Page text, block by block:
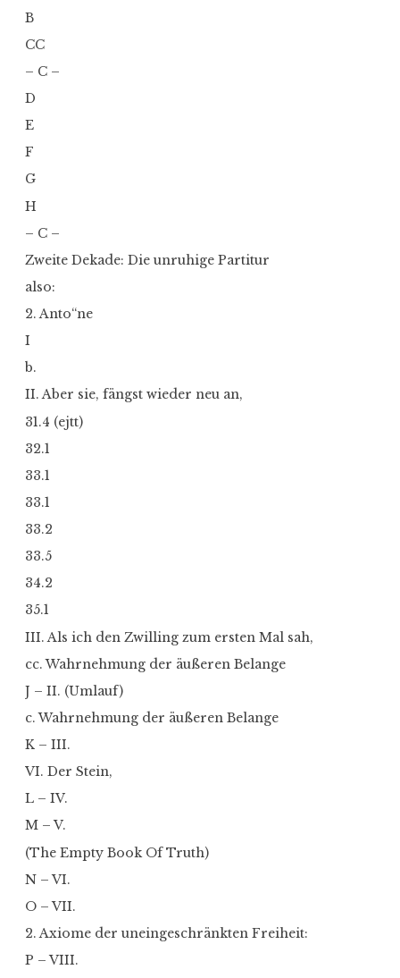
B
CC
– C –
D
E
F
G
H
– C –
Zweite Dekade: Die unruhige Partitur
also:
2. Anto“ne
I
b.
II. Aber sie, fängst wieder neu an,
31.4 (ejtt)
32.1
33.1
33.1
33.2
33.5
34.2
35.1
III. Als ich den Zwilling zum ersten Mal sah,
cc. Wahrnehmung der äußeren Belange
J – II. (Umlauf)
c. Wahrnehmung der äußeren Belange
K – III.
VI. Der Stein,
L – IV.
M – V.
(The Empty Book Of Truth)
N – VI.
O – VII.
2. Axiome der uneingeschränkten Freiheit:
P – VIII.